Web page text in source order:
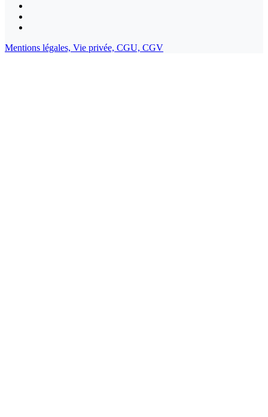
Mentions légales, Vie privée, CGU, CGV